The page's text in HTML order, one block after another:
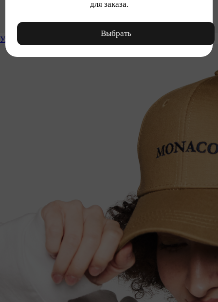
Уход
для заказа.
Выбрать